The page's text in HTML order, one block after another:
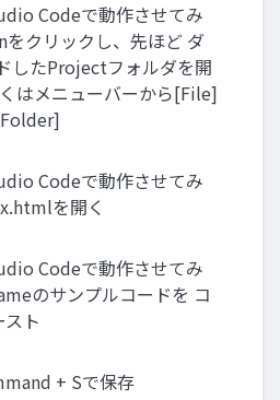
Codeで動作させてみ
をクリックし、先ほど ダ
したProjectフォルダを開
はメニューバーから[File]
Codeで動作させてみ
を開く
Codeで動作させてみ
のサンプルコードを コ
スト
+ Sで保存